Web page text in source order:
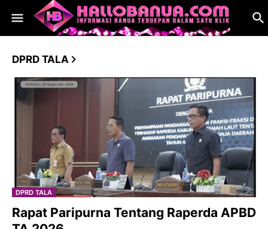
DPRD TALA
DPRD TALA
Rapat Paripurna Tentang Raperda APBD